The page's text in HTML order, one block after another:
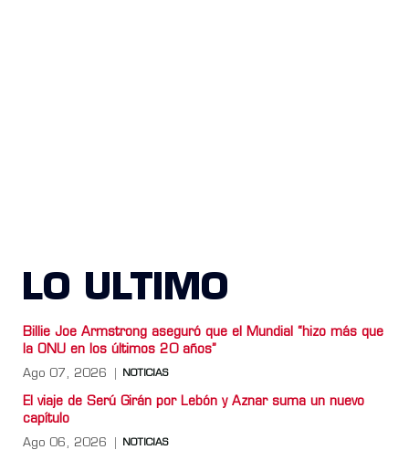
LO ULTIMO
Billie Joe Armstrong aseguró que el Mundial “hizo más que
la ONU en los últimos 20 años”
Ago 07, 2026 NOTICIAS
El viaje de Serú Girán por Lebón y Aznar suma un nuevo
capítulo
Ago 06, 2026 NOTICIAS